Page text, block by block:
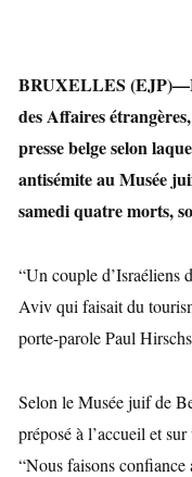
BRUXELLES
des Affaires
presse belge selon
antisémite au Musée
samedi quatremorts,
“Un couple d’Israéliens
Aviv qui faisait du
porte-parole Paul
Selon le Musée juif de
préposé à l’accueil et
“Nous faisons confiance